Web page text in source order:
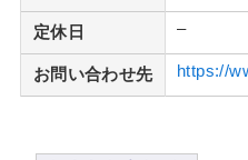
定休日 –
お問い合わせ先 https://